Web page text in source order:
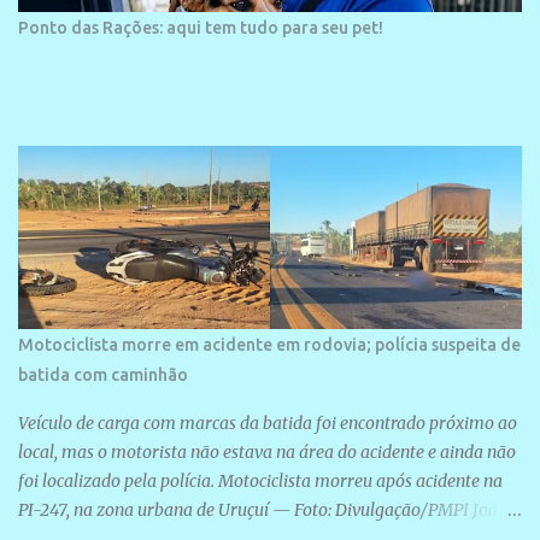
Ponto das Rações: aqui tem tudo para seu pet!
Motociclista morre em acidente em rodovia; polícia suspeita de
batida com caminhão
Veículo de carga com marcas da batida foi encontrado próximo ao
local, mas o motorista não estava na área do acidente e ainda não
foi localizado pela polícia. Motociclista morreu após acidente na
PI-247, na zona urbana de Uruçuí — Foto: Divulgação/PMPI João